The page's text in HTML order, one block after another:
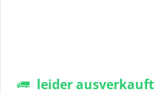
leider ausverkauft